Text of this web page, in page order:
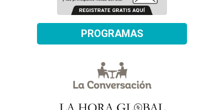
PROGRAMAS